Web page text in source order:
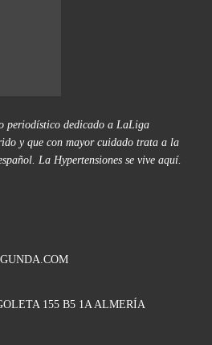
periodístico dedicado a LaLiga
y que con mayor cuidado trata a la
La Hypertensiones se vive aquí.
155 B5 1A ALMERÍA